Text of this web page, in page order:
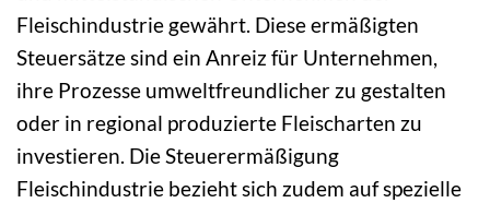
Fleischindustrie gewährt. Diese ermäßigten
Steuersätze sind ein Anreiz für Unternehmen,
ihre Prozesse umweltfreundlicher zu gestalten
oder in regional produzierte Fleischarten zu
investieren. Die Steuerermäßigung
Fleischindustrie bezieht sich zudem auf spezielle